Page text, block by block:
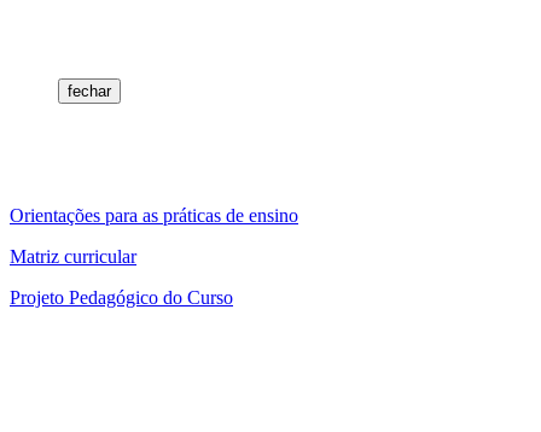
fechar
Orientações para as práticas de ensino
Matriz curricular
Projeto Pedagógico do Curso